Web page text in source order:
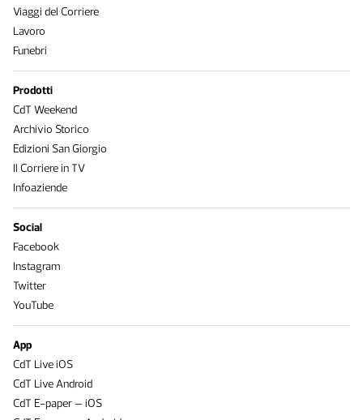
Viaggi del Corriere
Lavoro
Funebri
Prodotti
CdT Weekend
Archivio Storico
Edizioni San Giorgio
Il Corriere in TV
Infoaziende
Social
Facebook
Instagram
Twitter
YouTube
App
CdT Live iOS
CdT Live Android
CdT E-paper – iOS